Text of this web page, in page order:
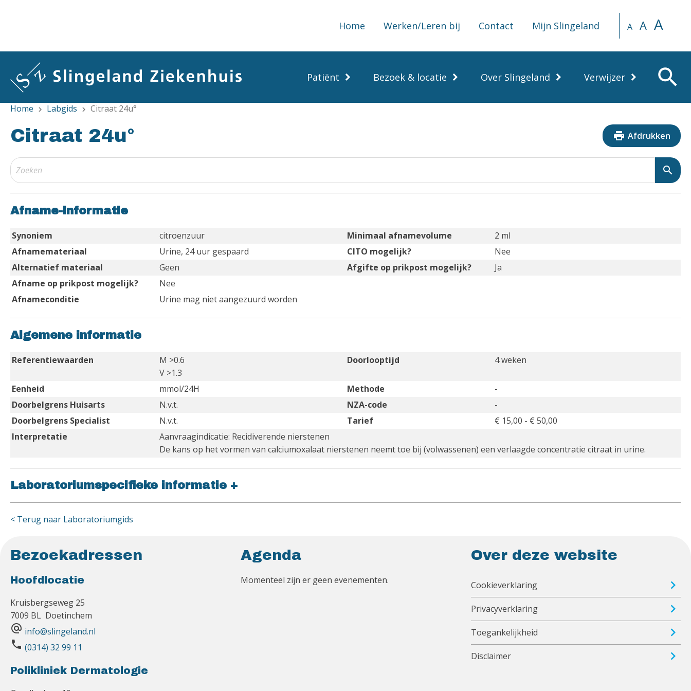
Home Werken/Leren bij Contact Mijn Slingeland A A A
Patiënt Bezoek & locatie Over Slingeland Verwijzer search
Home chevron_right Labgids chevron_right Citraat 24u°
Citraat 24u° print Afdrukken
search
Afname-informatie
Synoniem citroenzuur Minimaal afnamevolume
2 ml
Afnamemateriaal
Urine, 24 uur gespaard CITO mogelijk?
Nee
Alternatief materiaal
Geen Afgifte op prikpost mogelijk?
Ja
Afname op prikpost mogelijk?
Nee
Afnameconditie
Urine mag niet aangezuurd worden
Algemene informatie
Referentiewaarden
M >0.6
V >1.3
Doorlooptijd 4 weken
Eenheid mmol/24H Methode
-
Doorbelgrens Huisarts
N.v.t. NZA-code
-
Doorbelgrens Specialist
N.v.t. Tarief
€ 15,00 - € 50,00
Interpretatie
Aanvraagindicatie: Recidiverende nierstenen
De kans op het vormen van calciumoxalaat nierstenen neemt toe bij (volwassenen) een verlaagde concentratie citraat in urine.
Laboratoriumspecifieke informatie +
< Terug naar Laboratoriumgids
Bezoekadressen
Hoofdlocatie
Kruisbergseweg 25
7009 BL Doetinchem
alternate_email info@slingeland.nl
phone (0314) 32 99 11
Polikliniek Dermatologie
Agenda
Momenteel zijn er geen evenementen.
Over deze website
Cookieverklaring
Privacyverklaring
Toegankelijkheid
Disclaimer